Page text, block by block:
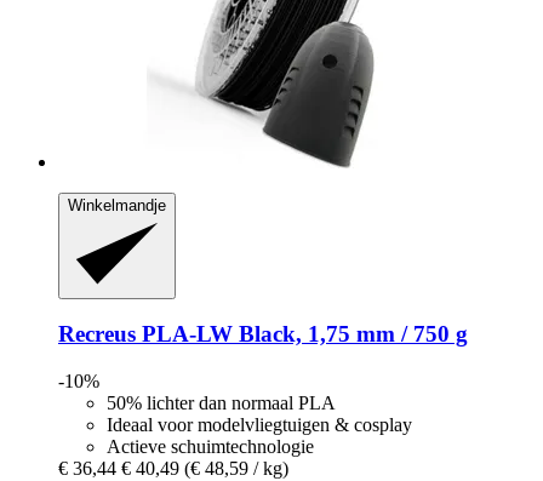
Winkelmandje
Recreus PLA-​LW Black, 1,75 mm / 750 g
-10%
50% lichter dan normaal PLA
Ideaal voor modelvliegtuigen & cosplay
Actieve schuimtechnologie
€ 36,44 € 40,49 (€ 48,59 / kg)